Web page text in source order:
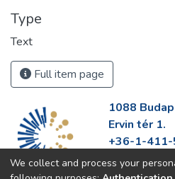
Type
Text
Full item page
1088
Ervin tér 1.
+36-1-
https://
We collect and process your